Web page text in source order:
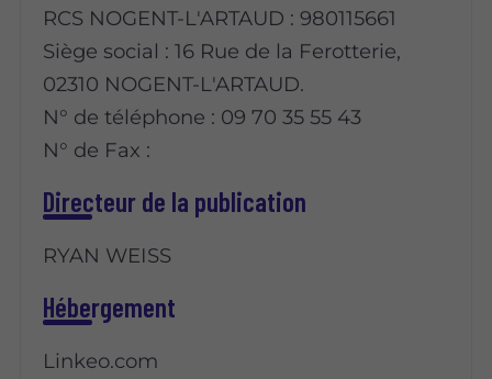
RCS NOGENT-L'ARTAUD : 980115661
Siège social : 16 Rue de la Ferotterie,
02310 NOGENT-L'ARTAUD.
N° de téléphone : 09 70 35 55 43
N° de Fax :
Directeur de la publication
RYAN WEISS
Hébergement
Linkeo.com